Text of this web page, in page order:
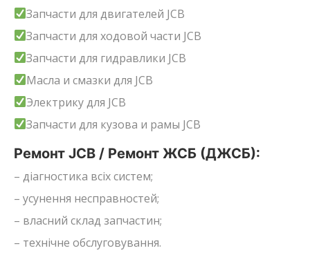
Запчасти для двигателей JCB
Запчасти для ходовой части JCB
Запчасти для гидравлики JCB
Масла и смазки для JCB
Электрику для JCB
Запчасти для кузова и рамы JCB
Ремонт JCB / Ремонт ЖСБ (ДЖСБ):
– діагностика всіх систем;
– усунення несправностей;
– власний склад запчастин;
– технічне обслуговування.